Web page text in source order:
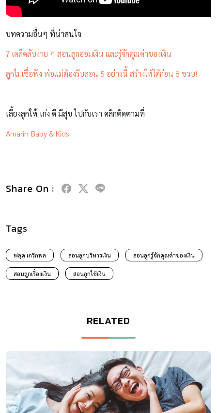
บทความอื่นๆ ที่น่าสนใจ
7 เคล็ดลับง่าย ๆ สอนลูกออมเงิน และรู้จักคุณค่าของเงิน
ลูกไม่เชื่อฟัง พ่อแม่ต้องรีบสอน 5 อย่างนี้ สร้างให้ได้ก่อน 8 ขวบ!
เลี้ยงลูกให้ เก่ง ดี มีสุข ไปกับเรา คลิกติดตามที่
Amarin Baby & Kids
Share On :
Tags
ฟลุค เกริกพล สอนลูกบริหารเงิน สอนลูกรู้จักคุณค่าของเงิน
สอนลูกเรื่องเงิน สอนลูกใช้เงิน
RELATED